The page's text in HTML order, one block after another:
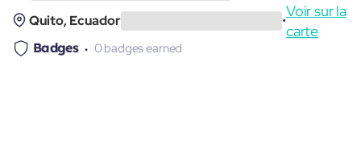
Quito, Ecuador •
Voir sur la
carte
Badges 0 badges earned